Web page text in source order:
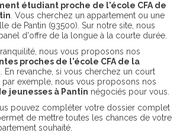
étudiant proche de l'école CFA de
. Vous cherchez un appartement ou une
de Pantin (93500). Sur notre site, nous
d'offre de la longue à la courte durée.
nous vous proposons nos
proches de l'école CFA de la
. En revanche, si vous cherchez un court
exemple, nous vous proposons nos
jeunesses à Pantin négociés pour vous.
pouvez compléter votre dossier complet
de mettre toutes les chances de votre
souhaité.